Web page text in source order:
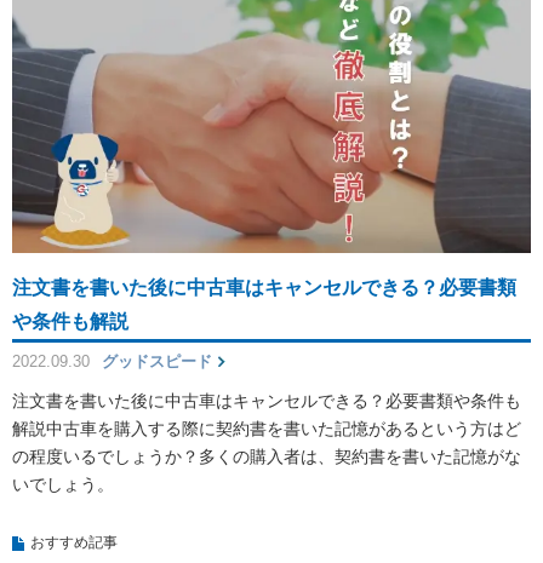
注文書を書いた後に中古車はキャンセルできる？必要書類
や条件も解説
2022.09.30 グッドスピード
注文書を書いた後に中古車はキャンセルできる？必要書類や条件も
解説中古車を購入する際に契約書を書いた記憶があるという方はど
の程度いるでしょうか？多くの購入者は、契約書を書いた記憶がな
いでしょう。
おすすめ記事